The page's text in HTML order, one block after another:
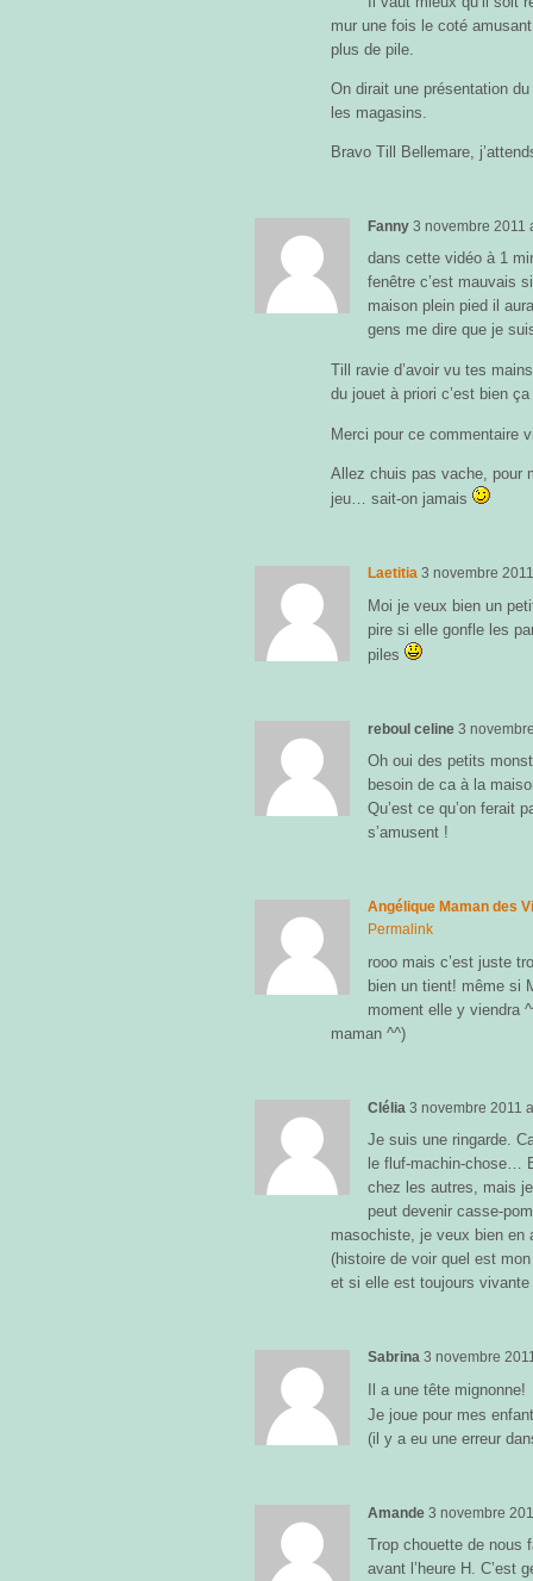
mur une fois le coté
plus de pile.
On dirait une présentation
les magasins.
Bravo Till Bellemare,
Fanny 3 novembre 2011
dans cette vidéo à 1
fenêtre c’est mauvais
maison plein pied il
gens me dire que je
Till ravie d’avoir vu tes
du jouet à priori c’est bien
Merci pour ce commentaire
Allez chuis pas vache, pour
jeu… sait-on jamais
Laetitia 3 novembre
Moi je veux bien un
pire si elle gonfle les
piles
reboul celine 3
Oh oui des petits
besoin de ca à la
Qu’est ce qu’on ferait
s’amusent !
Angélique Maman des
Permalink
rooo mais c’est juste
bien un tient! même si
moment elle y viendra
maman ^^)
Clélia 3 novembre 2011
Je suis une ringarde.
le fluf-machin-chose…
chez les autres, mais
peut devenir casse-
masochiste, je veux bien en
(histoire de voir quel est
et si elle est toujours
Sabrina 3 novembre
Il a une tête mignonne!
Je joue pour mes
(il y a eu une erreur
Amande 3 novembre
Trop chouette de nous
avant l’heure H. C’est